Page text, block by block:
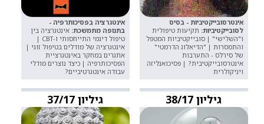
אינטרסובייקטיביות - בסיס
לסובייקטיביות: תקיעות טיפולית
ו"השלישי" | סובייקטיביות המטפל
והתמסרות | "הדיאלוג הדרמטי"
של סירלס - התערבות
אינטרסובייקטיבית? | פסיכואנליזה
ויניקולרית
אינטגרציה בפסיכותרפיה -
בתנופה מתמשכת: אינטגרציה בין
טיפול דינמי התייחסותי ו-CBT |
אינטגרציה של מודלים בטיפול זוגי |
אתגרים במחקר באינטגרציית
הפסיכותרפיה | כיצד נוצרים מודלי
עבודה אינטגרטיביים?
גיליון 38/17 גיליון 37/17